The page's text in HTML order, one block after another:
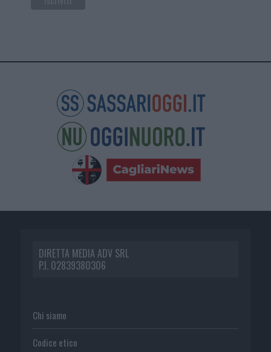
DIRETTA MEDIA ADV SRL
P.I. 02839380306
Chi siamo
Codice etico